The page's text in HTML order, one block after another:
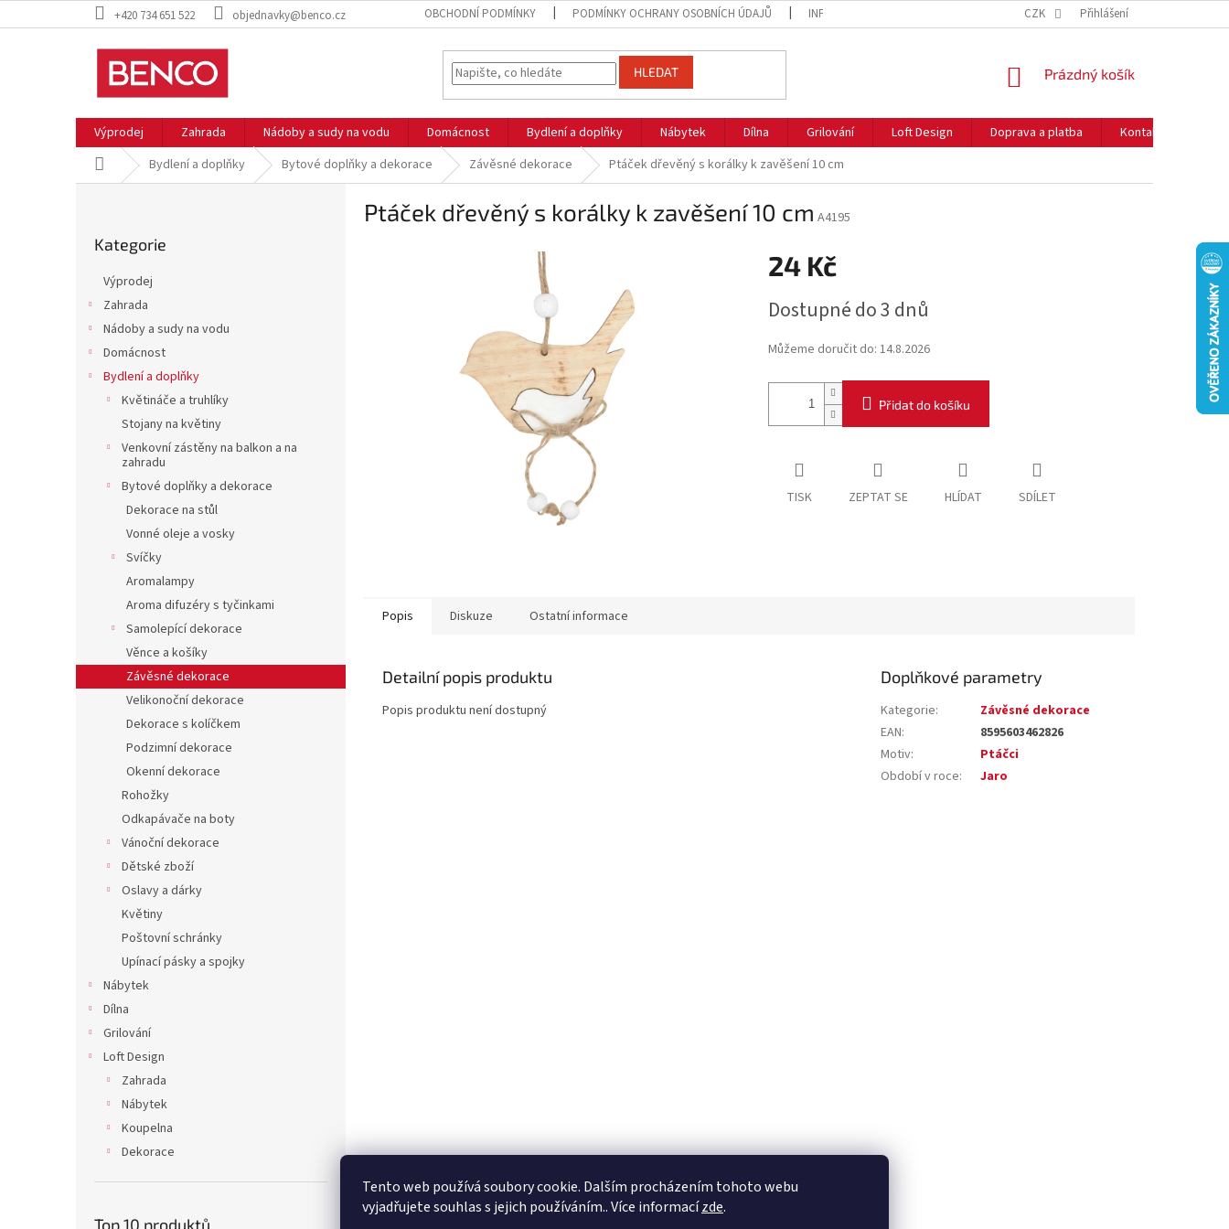
Tento web používá soubory cookie. Dalším procházením tohoto webu
vyjadřujete souhlas s jejich používáním.. Více informacízde.
na
+420 734 651 522 objednavky@benco.cz OBCHODNÍ PODMÍNKY PODMÍNKY OCHRANY OSOBNÍCH ÚDAJŮ INFORMACE O COOKIES NEJČASTĚJŠÍ OTÁZKY
CZK Přihlášení
HLEDAT
NÁKUPNÍ
Prázdný košík
Výprodej Zahrada Nádoby a sudy na vodu Domácnost Bydlení a doplňky Nábytek Dílna Grilování Loft Design Doprava a platba Kontakty
Domů Bydlení a doplňky Bytové doplňky a dekorace Závěsné dekorace Ptáček dřevěný s korálky k zavěšení 10 cm
kategorie
Kategorie
Výprodej
Zahrada
Nádoby a sudy na vodu
Domácnost
Bydlení a doplňky
Květináče a truhlíky
Stojany na květiny
Venkovní zástěny na balkon a na
zahradu
Bytové doplňky a dekorace
Dekorace na stůl
Vonné oleje a vosky
Svíčky
Aromalampy
Aroma difuzéry s tyčinkami
Samolepící dekorace
Věnce a košíky
Závěsné dekorace
Velikonoční dekorace
Dekorace s kolíčkem
Podzimní dekorace
Okenní dekorace
Rohožky
Odkapávače na boty
Vánoční dekorace
Dětské zboží
Oslavy a dárky
Květiny
Poštovní schránky
Upínací pásky a spojky
Nábytek
Dílna
Grilování
Loft Design
Zahrada
Nábytek
Koupelna
Dekorace
Top 10 produktů
Ptáček dřevěný s korálky k zavěšení 10 cm A4195
24 Kč
cena:
Dostupné do 3 dnů
Můžeme doručit do: 14.8.2026
Přidat do košíku
TISK ZEPTAT SE HLÍDAT SDÍLET
Popis Diskuze Ostatní informace
Detailní popis produktu
Popis produktu není dostupný
Doplňkové parametry
Kategorie:
Závěsné dekorace
EAN:
8595603462826
Motiv:
Ptáčci
Období v roce: Jaro